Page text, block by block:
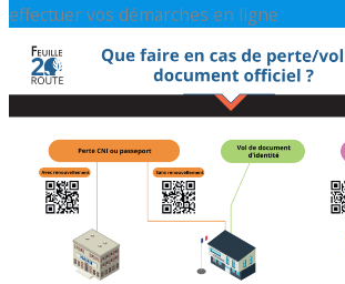
effectuer vos démarches en ligne